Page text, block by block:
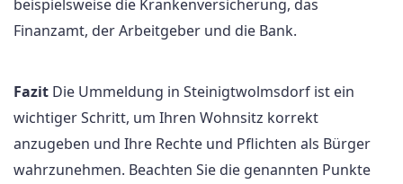
beispielsweise die Krankenversicherung, das
Finanzamt, der Arbeitgeber und die Bank.
Fazit Die Ummeldung in Steinigtwolmsdorf ist ein
wichtiger Schritt, um Ihren Wohnsitz korrekt
anzugeben und Ihre Rechte und Pflichten als Bürger
wahrzunehmen. Beachten Sie die genannten Punkte